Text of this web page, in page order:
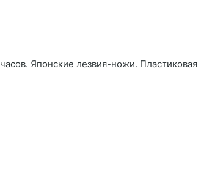
Японские лезвия-ножи. Пластиковая